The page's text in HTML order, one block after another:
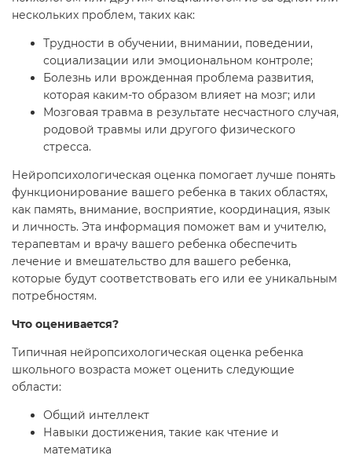
нескольких проблем, таких как:
Трудности в обучении, внимании, поведении,
социализации или эмоциональном контроле;
Болезнь или врожденная проблема развития,
которая каким-то образом влияет на мозг; или
Мозговая травма в результате несчастного случая,
родовой травмы или другого физического
стресса.
Нейропсихологическая оценка помогает лучше понять
функционирование вашего ребенка в таких областях,
как память, внимание, восприятие, координация, язык
и личность. Эта информация поможет вам и учителю,
терапевтам и врачу вашего ребенка обеспечить
лечение и вмешательство для вашего ребенка,
которые будут соответствовать его или ее уникальным
потребностям.
Что оценивается?
Типичная нейропсихологическая оценка ребенка
школьного возраста может оценить следующие
области:
Общий интеллект
Навыки достижения, такие как чтение и
математика